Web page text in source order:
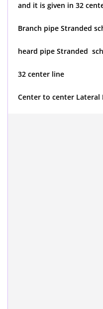
and it is given in 32
Branch pipe Stranded
heard pipe Stranded
32 center line
Center to center Lateral